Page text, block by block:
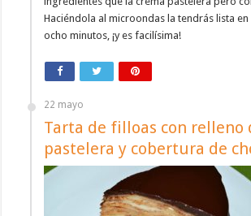
Haciéndola al microondas la tendrás lista en
ocho minutos, ¡y es facilísima!
22 mayo
Tarta de filloas con relleno
pastelera y cobertura de